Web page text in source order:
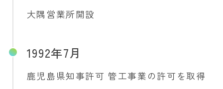
大隅営業所開設
1992年7月
鹿児島県知事許可 管工事業の許可を取得